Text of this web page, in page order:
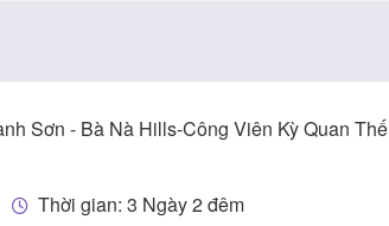
Sơn - Bà Nà Hills-Công Viên Kỳ Quan Thế
Thời gian: 3 Ngày 2 đêm